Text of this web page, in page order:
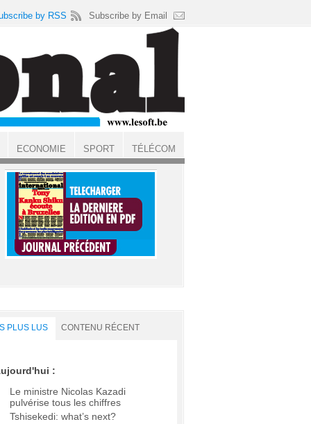
PLUS LUS CONTENU RÉCENT
:
Le ministre Nicolas Kazadi
pulvérise tous les chiffres
Tshisekedi: what’s next?
by RSS Subscribe by Email
ECONOMIE SPORT TÉLÉCOM